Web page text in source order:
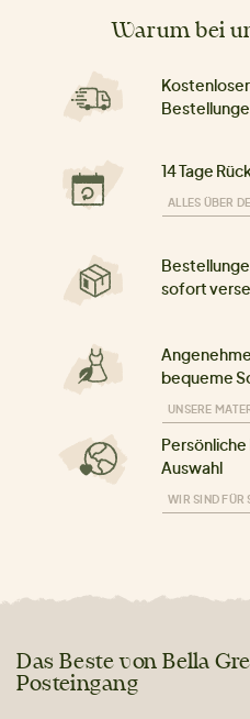
Warum bei
14 Tage
ALLES ÜBER
sofort
bequeme
UNSERE
Auswahl
WIR SIND FÜR
Das Beste von Bella
Posteingang